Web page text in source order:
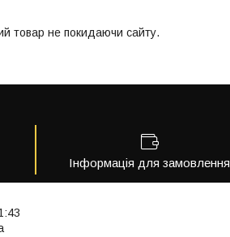
товар не покидаючи сайту.
Інформація для замовлення